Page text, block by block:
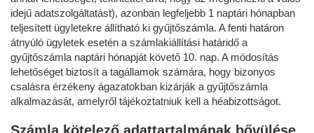
idejű adatszolgáltatást), azonban legfeljebb 1 naptári hónapban
teljesített ügyletekre állítható ki gyűjtőszámla. A fenti határon
átnyúló ügyletek esetén a számlakiállítási határidő a
gyűjtőszámla naptári hónapját követő 10. nap. A módosítás
lehetőséget biztosít a tagállamok számára, hogy bizonyos
csalásra érzékeny ágazatokban kizárják a gyűjtőszámla
alkalmazását, amelyről tájékoztatniuk kell a héabizottságot.